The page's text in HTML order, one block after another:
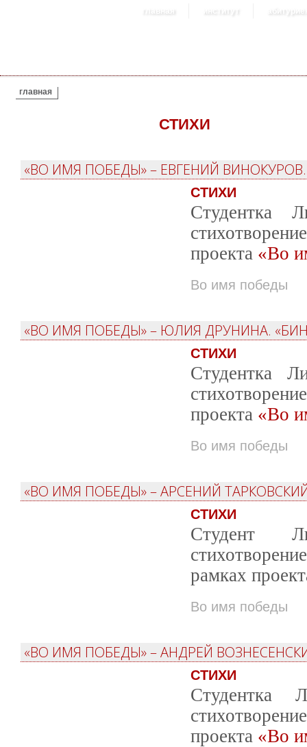
главная институт
ВЫ ЗДЕСЬ
главная
СТИХИ
«ВО ИМЯ ПОБЕДЫ» – ЕВГЕНИЙ
СТИХИ
Студентка
проекта «Во
Во имя победы
«ВО ИМЯ ПОБЕДЫ» – ЮЛИЯ ДРУНИНА.
СТИХИ
Студентка
проекта «Во
Во имя победы
«ВО ИМЯ ПОБЕДЫ» – АРСЕНИЙ
СТИХИ
Студент
рамках
Во имя победы
«ВО ИМЯ ПОБЕДЫ» – АНДРЕЙ
СТИХИ
Студентка
проекта «Во